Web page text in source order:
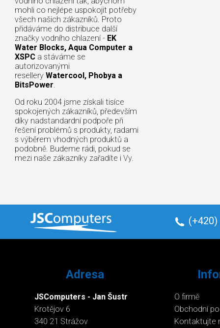
mohli co nejlépe uspokojit potřeby
všech našich zákazníků. Proto
přidáváme do distribuce další
značky vodního chlazení - EK
Water Blocks, Aqua Computer a
XSPC a stáváme se
autorizovanými
resellery Watercool, Phobya a
BitsPower.
Od roku 2004 jsme získali tisíce
spokojených zákazníků, především
díky nadstandardní podpoře při
řešení problémů s produkty, radami
s výběrem vhodných produktů a
podobně. Budeme rádi, pokud se
mezi naše zákazníky zařadíte i Vy.
(+420)
Adresa
JSComputers - Jan Šustr
Krotějov 6
340 21 Strážov
O firmě
Obchodní
Kontaktujte